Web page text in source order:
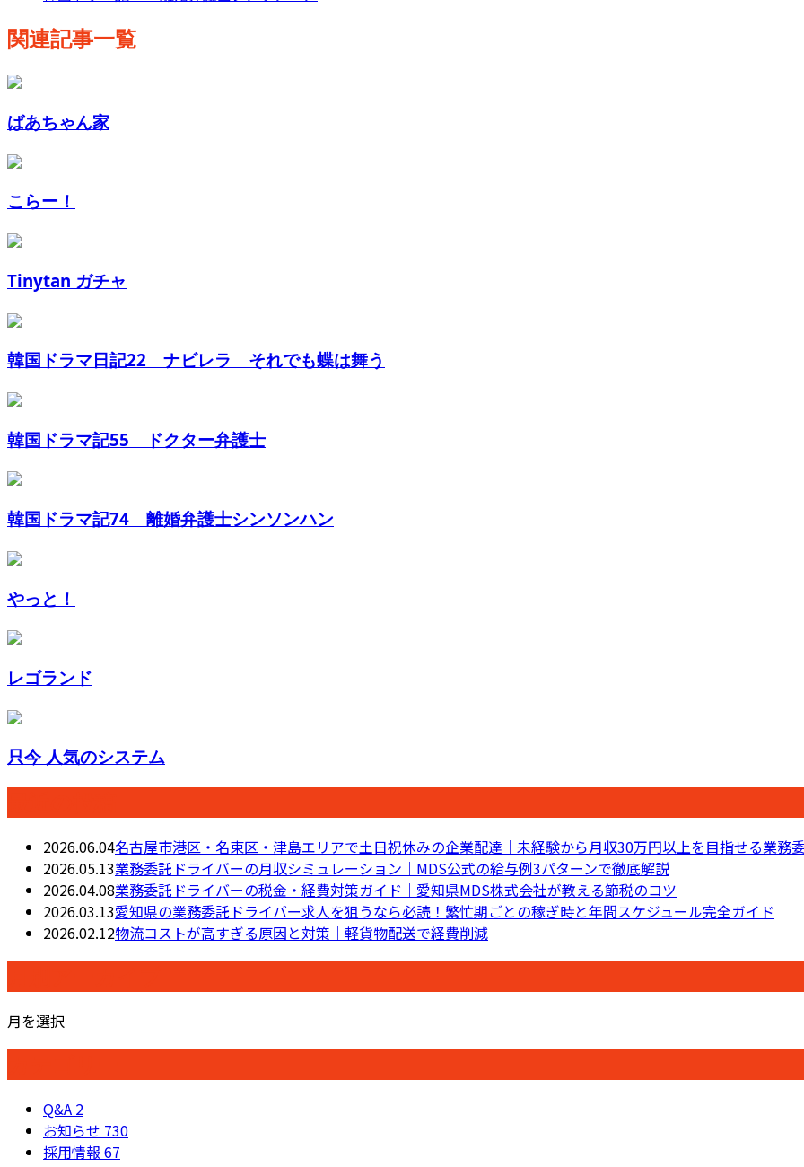
関連記事一覧
ばあちゃん家
こらー！
Tinytan ガチャ
韓国ドラマ日記22 ナビレラ それでも蝶は舞う
韓国ドラマ記55 ドクター弁護士
韓国ドラマ記74 離婚弁護士シンソンハン
やっと！
レゴランド
只今 人気のシステム
2026.06.04名古屋市港区・名東区・津島エリアで土日祝休みの企業配達｜未経験から月収30万円以上を目指せる業務
2026.05.13業務委託ドライバーの月収シミュレーション｜MDS公式の給与例3パターンで徹底解説
2026.04.08業務委託ドライバーの税金・経費対策ガイド｜愛知県MDS株式会社が教える節税のコツ
2026.03.13愛知県の業務委託ドライバー求人を狙うなら必読！繁忙期ごとの稼ぎ時と年間スケジュール完全ガイド
2026.02.12物流コストが高すぎる原因と対策｜軽貨物配送で経費削減
月を選択
Q&A 2
お知らせ 730
採用情報 67